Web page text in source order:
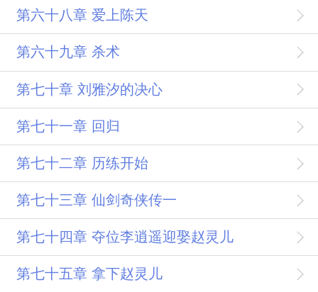
第六十八章 爱上陈天
第六十九章 杀术
第七十章 刘雅汐的决心
第七十一章 回归
第七十二章 历练开始
第七十三章 仙剑奇侠传一
第七十四章 夺位李逍遥迎娶赵灵儿
第七十五章 拿下赵灵儿